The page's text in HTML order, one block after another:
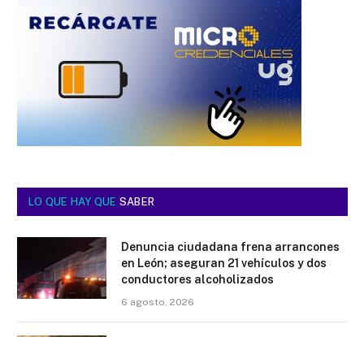
LO QUE HAY QUE SABER
Denuncia ciudadana frena arrancones
en León; aseguran 21 vehículos y dos
conductores alcoholizados
6 agosto, 2026